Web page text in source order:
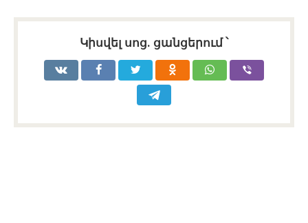
Կիսվել սոց․ ցանցերում ՝